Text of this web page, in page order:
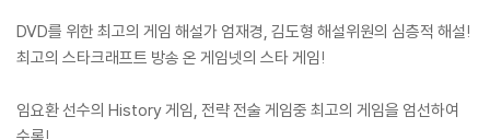
DVD를 위한 최고의 게임 해설가 엄재경, 김도형 해설위원의 심층적 해설!
최고의 스타크래프트 방송 온 게임넷의 스타 게임!
임요환 선수의 History 게임, 전략 전술 게임중 최고의 게임을 엄선하여